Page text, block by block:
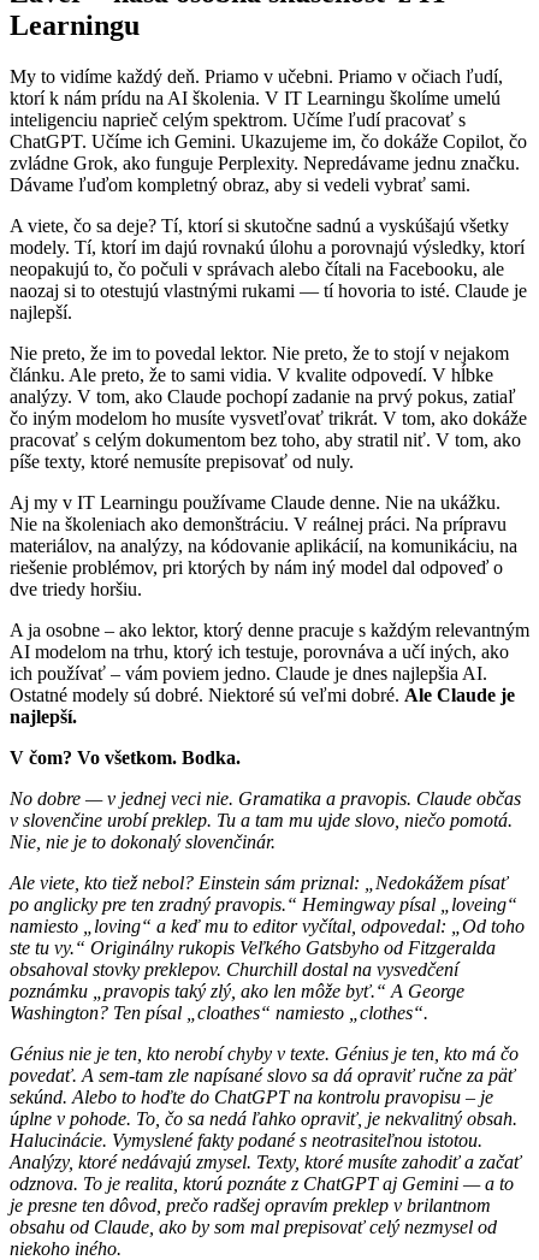
Learningu
My to vidíme každý deň. Priamo v učebni. Priamo v očiach ľudí,
ktorí k nám prídu na AI školenia. V IT Learningu školíme umelú
inteligenciu naprieč celým spektrom. Učíme ľudí pracovať s
ChatGPT. Učíme ich Gemini. Ukazujeme im, čo dokáže Copilot, čo
zvládne Grok, ako funguje Perplexity. Nepredávame jednu značku.
Dávame ľuďom kompletný obraz, aby si vedeli vybrať sami.
A viete, čo sa deje? Tí, ktorí si skutočne sadnú a vyskúšajú všetky
modely. Tí, ktorí im dajú rovnakú úlohu a porovnajú výsledky, ktorí
neopakujú to, čo počuli v správach alebo čítali na Facebooku, ale
naozaj si to otestujú vlastnými rukami — tí hovoria to isté. Claude je
najlepší.
Nie preto, že im to povedal lektor. Nie preto, že to stojí v nejakom
článku. Ale preto, že to sami vidia. V kvalite odpovedí. V hĺbke
analýzy. V tom, ako Claude pochopí zadanie na prvý pokus, zatiaľ
čo iným modelom ho musíte vysvetľovať trikrát. V tom, ako dokáže
pracovať s celým dokumentom bez toho, aby stratil niť. V tom, ako
píše texty, ktoré nemusíte prepisovať od nuly.
Aj my v IT Learningu používame Claude denne. Nie na ukážku.
Nie na školeniach ako demonštráciu. V reálnej práci. Na prípravu
materiálov, na analýzy, na kódovanie aplikácií, na komunikáciu, na
riešenie problémov, pri ktorých by nám iný model dal odpoveď o
dve triedy horšiu.
A ja osobne – ako lektor, ktorý denne pracuje s každým relevantným
AI modelom na trhu, ktorý ich testuje, porovnáva a učí iných, ako
ich používať – vám poviem jedno. Claude je dnes najlepšia AI.
Ostatné modely sú dobré. Niektoré sú veľmi dobré. Ale Claude je
najlepší.
V čom? Vo všetkom. Bodka.
No dobre — v jednej veci nie. Gramatika a pravopis. Claude občas
v slovenčine urobí preklep. Tu a tam mu ujde slovo, niečo pomotá.
Nie, nie je to dokonalý slovenčinár.
Ale viete, kto tiež nebol? Einstein sám priznal: „Nedokážem písať
po anglicky pre ten zradný pravopis.“ Hemingway písal „loveing“
namiesto „loving“ a keď mu to editor vyčítal, odpovedal: „Od toho
ste tu vy.“ Originálny rukopis Veľkého Gatsbyho od Fitzgeralda
obsahoval stovky preklepov. Churchill dostal na vysvedčení
poznámku „pravopis taký zlý, ako len môže byť.“ A George
Washington? Ten písal „cloathes“ namiesto „clothes“.
Génius nie je ten, kto nerobí chyby v texte. Génius je ten, kto má čo
povedať. A sem-tam zle napísané slovo sa dá opraviť ručne za päť
sekúnd. Alebo to hoďte do ChatGPT na kontrolu pravopisu – je
úplne v pohode. To, čo sa nedá ľahko opraviť, je nekvalitný obsah.
Halucinácie. Vymyslené fakty podané s neotrasiteľnou istotou.
Analýzy, ktoré nedávajú zmysel. Texty, ktoré musíte zahodiť a začať
odznova. To je realita, ktorú poznáte z ChatGPT aj Gemini — a to
je presne ten dôvod, prečo radšej opravím preklep v brilantnom
obsahu od Claude, ako by som mal prepisovať celý nezmysel od
niekoho iného.